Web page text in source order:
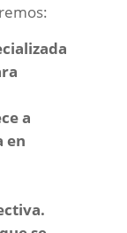
a
en